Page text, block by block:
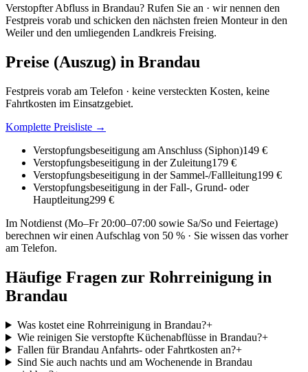
Verstopfter Abfluss in Brandau? Rufen Sie an · wir nennen den
Festpreis vorab und schicken den nächsten freien Monteur in den
Weiler und den umliegenden Landkreis Freising.
Preise (Auszug) in Brandau
Festpreis vorab am Telefon · keine versteckten Kosten, keine
Fahrtkosten im Einsatzgebiet.
Komplette Preisliste →
Verstopfungsbeseitigung am Anschluss (Siphon)149 €
Verstopfungsbeseitigung in der Zuleitung179 €
Verstopfungsbeseitigung in der Sammel-/Fallleitung199 €
Verstopfungsbeseitigung in der Fall-, Grund- oder
Hauptleitung299 €
Im Notdienst (Mo–Fr 20:00–07:00 sowie Sa/So und Feiertage)
berechnen wir einen Aufschlag von 50 % · Sie wissen das vorher
am Telefon.
Häufige Fragen zur Rohrreinigung in
Brandau
Was kostet eine Rohrreinigung in Brandau?+
Wie reinigen Sie verstopfte Küchenabflüsse in Brandau?+
Fallen für Brandau Anfahrts- oder Fahrtkosten an?+
Sind Sie auch nachts und am Wochenende in Brandau